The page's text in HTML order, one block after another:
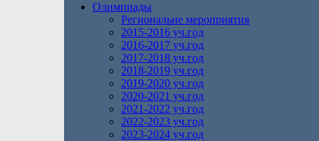
Олимпиады
Региональне мероприятия
2015-2016 уч.год
2016-2017 уч.год
2017-2018 уч.год
2018-2019 уч.год
2019-2020 уч.год
2020-2021 уч.год
2021-2022 уч.год
2022-2023 уч.год
2023-2024 уч.год